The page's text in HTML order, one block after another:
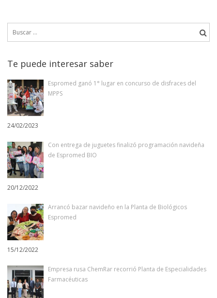
Te puede interesar saber
Espromed ganó 1° lugar en concurso de disfraces del
MPPS
24/02/2023
Con entrega de juguetes finalizó programación navideña
de Espromed BIO
20/12/2022
Arrancó bazar navideño en la Planta de Biológicos
Espromed
15/12/2022
Empresa rusa ChemRar recorrió Planta de Especialidades
Farmacéuticas